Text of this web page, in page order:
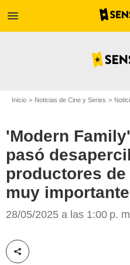
menu
Inicio Noticias de Cine y Series
'Modern
pasó
productores
muy
28/05/2025 a las 1:00 p.
Compartir esta noticia